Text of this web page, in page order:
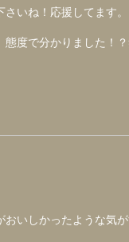
いね！応援してます。
態度で分かりました！
おいしかったような気